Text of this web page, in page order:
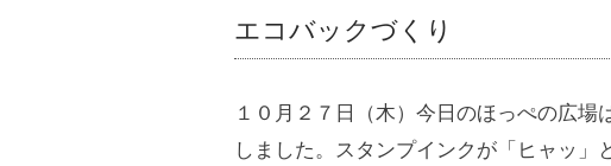
エコバックづくり
１０月２７日（木）今日のほっぺの広
しました。スタンプインクが「ヒャッ」